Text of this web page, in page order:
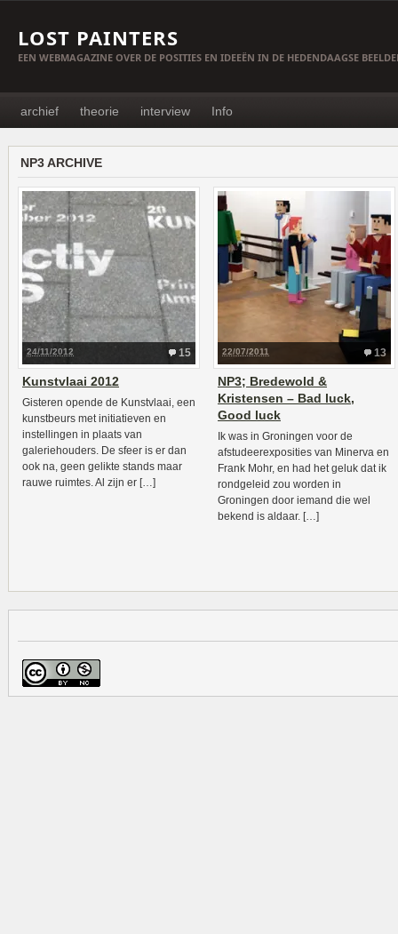
LOST PAINTERS
EEN WEBMAGAZINE OVER DE POSITIES EN IDEEËN IN DE HEDENDAAGSE
archief theorie interview Info
NP3 ARCHIVE
15
24/11/2012
Kunstvlaai 2012
Gisteren opende de Kunstvlaai, een
kunstbeurs met initiatieven en
instellingen in plaats van
galeriehouders. De sfeer is er dan
ook na, geen gelikte stands maar
rauwe ruimtes. Al zijn er […]
13
22/07/2011
NP3; Bredewold &
Kristensen – Bad luck,
Good luck
Ik was in Groningen voor de
afstudeerexposities van Minerva en
Frank Mohr, en had het geluk dat ik
rondgeleid zou worden in
Groningen door iemand die wel
bekend is aldaar. […]